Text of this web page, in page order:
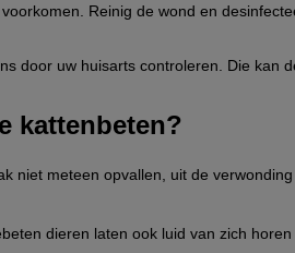
Reinig de wond en
door uw huisarts controleren. Die kan
kattenbeten?
niet meteen opvallen, uit de verwonding
dieren laten ook luid van zich